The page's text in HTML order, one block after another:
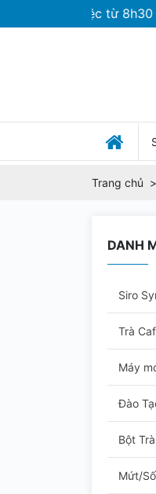
làm việc từ 8h30 -
Trang chủ
DANH
Siro
Trà
Máy
Đào
Bột
Mứt/